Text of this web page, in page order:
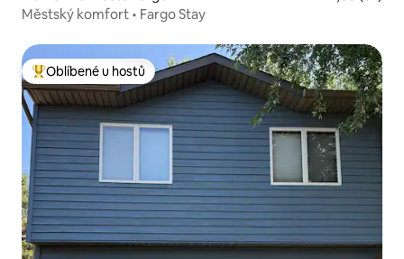
Městský komfort • Fargo Stay
Nejlepší v kategorii Oblíbené u hostů
Oblíbené u hostů